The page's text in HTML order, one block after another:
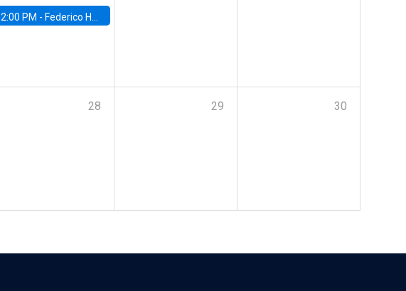
2:00 PM - Federico Huneeus - Banco Central de Chile
28 29 30